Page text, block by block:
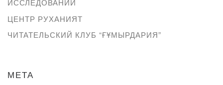
ИССЛЕДОВАНИЙ
ЦЕНТР РУХАНИЯТ
ЧИТАТЕЛЬСКИЙ КЛУБ “ҒҰМЫРДАРИЯ”
МЕТА